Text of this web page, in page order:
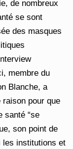
de nombreux
se sont
des masques
membre du
Blanche, a
raison pour que
santé “se
son point de
les institutions et